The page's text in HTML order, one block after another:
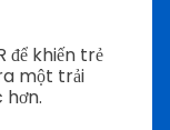
để khiến trẻ
một trải